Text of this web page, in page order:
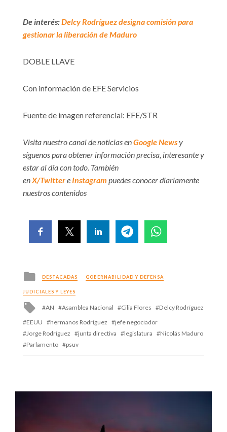
De interés:Delcy Rodríguez designa comisión para
gestionar la liberación de Maduro
DOBLE LLAVE
Con información de EFE Servicios
Fuente de imagen referencial: EFE/STR
Visita nuestro canal de noticias enGoogle Newsy
síguenos para obtener información precisa, interesante y
estar al día con todo. También
en X/Twittere Instagram puedes conocer diariamente
nuestros contenidos
Posted
in
DESTACADAS GOBERNABILIDAD Y DEFENSA
JUDICIALES Y LEYES
Tagged
with
AN Asamblea Nacional Cilia Flores
Delcy Rodríguez
EEUU
hermanos Rodríguez
jefe negociador
Jorge Rodríguez
junta directiva legislatura
Nicolás Maduro
Parlamento
psuv